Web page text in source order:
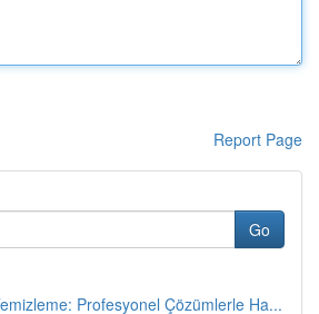
Report Page
Go
Profesyonel Çözümlerle Ha...